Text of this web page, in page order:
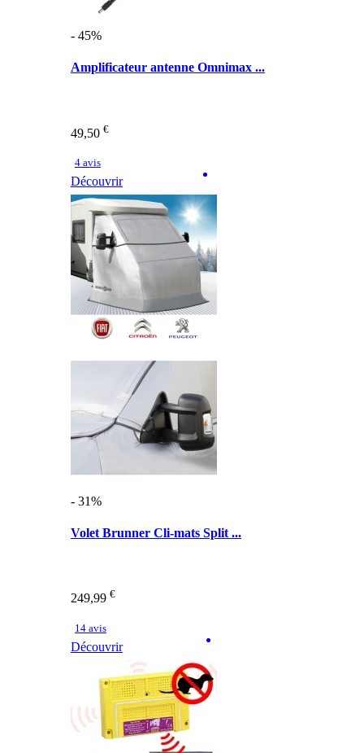
- 45%
Amplificateur antenne Omnimax ...
49,50 €
4 avis
Découvrir
- 31%
Volet Brunner Cli-mats Split ...
249,99 €
14 avis
Découvrir